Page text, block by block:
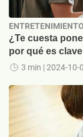
ENTRETENIMIENTO
¿Te cuesta
por qué es
3 min | 2024-10-